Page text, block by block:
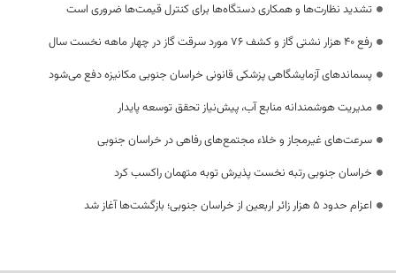
تشدید نظارت‌ها و همکاری دستگاه‌ها برای کنترل قیمت‌ها ضروری است
رفع 40 هزار نشتی گاز و کشف 76 مورد سرقت گاز در چهار ماهه نخست سال
پسماندهای آزمایشگاهی پزشکی قانونی خراسان جنوبی مکانیزه دفع می‌شود
مدیریت هوشمندانه منابع آب، پیش‌نیاز تحقق توسعه پایدار
سرعت‌های غیرمجاز و خلاء مجتمع‌های رفاهی در خراسان جنوبی
خراسان جنوبی رتبه نخست پذیرش توبه متهمان راکسب کرد
اعزام حدود 5 هزار زائر اربعین از خراسان جنوبی؛ بازگشت‌ها آغاز شد